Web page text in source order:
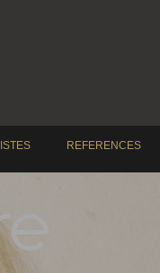
REFERENCES